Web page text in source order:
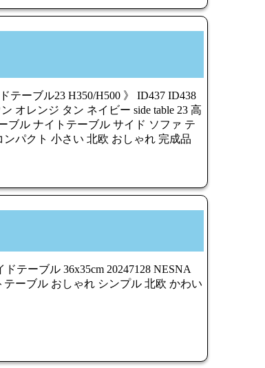
テーブル23 H350/H500 》 ID437 ID438
オレンジ タン ネイビー side table 23 高
ブル ナイトテーブル サイド ソファ テ
パクト 小さい 北欧 おしゃれ 完成品
テーブル 36x35cm 20247128 NESNA
ーブル おしゃれ シンプル 北欧 かわい